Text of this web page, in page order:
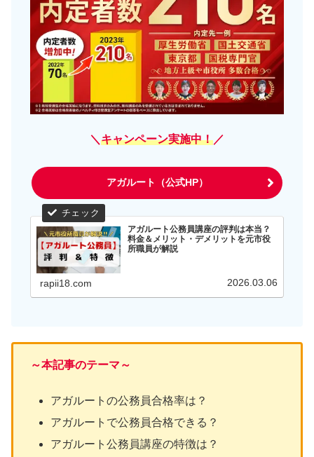
＼ キャンペーン実施中！／
アガルート（公式HP）
アガルート公務員講座の評判は本当？
料金＆メリット・デメリットを元市役
所職員が解説
rapii18.com 2026.03.06
～本記事のテーマ～
アガルートの公務員合格率は？
アガルートで公務員合格できる？
アガルート公務員講座の特徴は？